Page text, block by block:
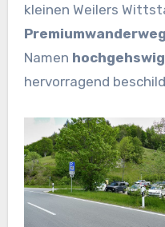
kleinen Weilers
Premiumwanderweg
Namen
hervorragend